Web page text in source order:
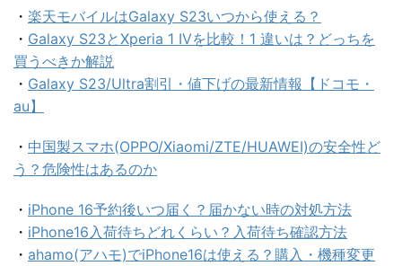
・ 楽天モバイルはGalaxy S23いつから使える？
・ Galaxy S23とXperia 1 IVを比較！1 違いは？どっちを
買うべきか解説
・ Galaxy S23/Ultra割引・値下げの最新情報【ドコモ・
au】
・ 中国製スマホ(OPPO/Xiaomi/ZTE/HUAWEI)の安全性ど
う？危険性はあるのか
・ iPhone 16予約後いつ届く？届かない時の対処方法
・ iPhone16入荷待ちどれくらい？入荷待ち確認方法
・ ahamo(アハモ)でiPhone16は使える？購入・機種変更